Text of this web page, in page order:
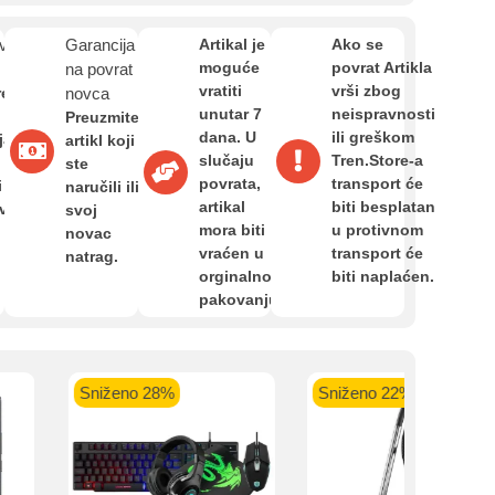
Garancija
na povrat
novca
Preuzmite
artikl koji
ste
naručili ili
svoj
novac
natrag.
Artikal je
moguće
vratiti
unutar 7
dana. U
slučaju
povrata,
artikal
mora biti
vraćen u
orginalnom
pakovanju.
Ako se
povrat Artikla
vrši zbog
neispravnosti
ili greškom
Tren.Store-a
transport će
biti besplatan
u protivnom
transport će
biti naplaćen.
Sniženo 28% Sniženo 22%
Informacije o dostavi
O nama
Privatnost kupca
ispod.
Sparkasse banka
Raiffeisen banka VISA